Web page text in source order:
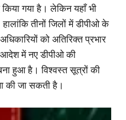
गया है। लेकिन यहाँ भी
तीनों जिलों में डीपीओ के
को अतिरिक्त प्रभार
आदेश में नए डीपीओ की
हुआ है। विश्वस्त सूत्रों की
की जा सकती है।